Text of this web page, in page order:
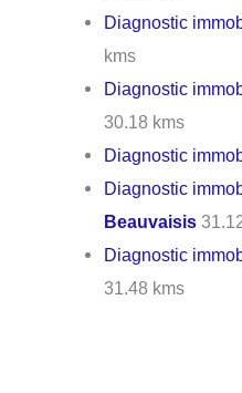
Diagnostic
kms
Diagnostic
30.18 kms
Diagnostic
Diagnostic
Beauvaisis
Diagnostic
31.48 kms